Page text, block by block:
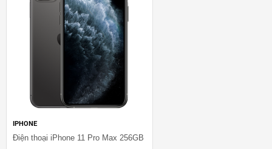
IPHONE
Điện thoại iPhone 11 Pro Max 256GB